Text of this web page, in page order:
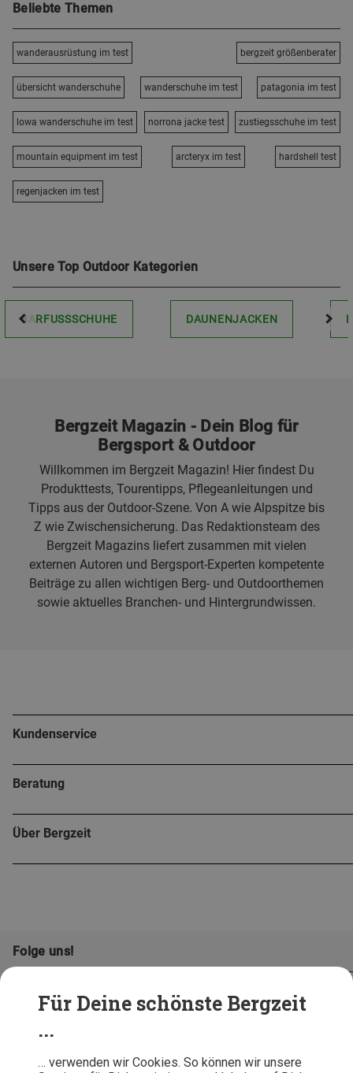
Für Deine schönste Bergzeit
...
… verwenden wir Cookies. So können wir unsere
Beliebte Themen
wanderausrüstung im test bergzeit größenberater
übersicht wanderschuhe wanderschuhe im test patagonia im test
lowa wanderschuhe im test norrona jacke test zustiegsschuhe im test
mountain equipment im test arcteryx im test hardshell test
regenjacken im test
Unsere Top Outdoor Kategorien
BARFUSSSCHUHE DAUNENJACKEN
Bergzeit Magazin - Dein Blog für
Bergsport & Outdoor
Willkommen im Bergzeit Magazin! Hier findest Du
Produkttests, Tourentipps, Pflegeanleitungen und
Tipps aus der Outdoor-Szene. Von A wie Alpspitze bis
Z wie Zwischensicherung. Das Redaktionsteam des
Bergzeit Magazins liefert zusammen mit vielen
externen Autoren und Bergsport-Experten kompetente
Beiträge zu allen wichtigen Berg- und Outdoorthemen
sowie aktuelles Branchen- und Hintergrundwissen.
Kundenservice
Beratung
Über Bergzeit
Folge uns!